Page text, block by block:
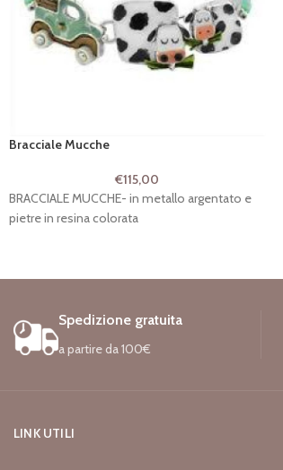
Bracciale Mucche
€115,00
BRACCIALE MUCCHE- in metallo argentato e
pietre in resina colorata
Spedizione gratuita
a partire da 100€
LINK UTILI